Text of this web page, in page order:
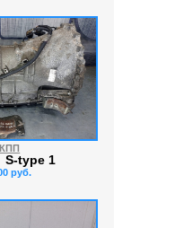
S-type 1
руб.